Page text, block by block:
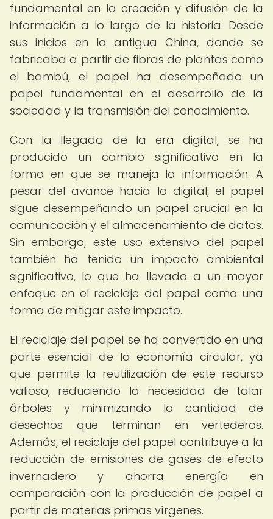
fundamental en la creación y difusión de la
información a lo largo de la historia. Desde
sus inicios en la antigua China, donde se
fabricaba a partir de fibras de plantas como
el bambú, el papel ha desempeñado un
papel fundamental en el desarrollo de la
sociedad y la transmisión del conocimiento.
Con la llegada de la era digital, se ha
producido un cambio significativo en la
forma en que se maneja la información. A
pesar del avance hacia lo digital, el papel
sigue desempeñando un papel crucial en la
comunicación y el almacenamiento de datos.
Sin embargo, este uso extensivo del papel
también ha tenido un impacto ambiental
significativo, lo que ha llevado a un mayor
enfoque en el reciclaje del papel como una
forma de mitigar este impacto.
El reciclaje del papel se ha convertido en una
parte esencial de la economía circular, ya
que permite la reutilización de este recurso
valioso, reduciendo la necesidad de talar
árboles y minimizando la cantidad de
desechos que terminan en vertederos.
Además, el reciclaje del papel contribuye a la
reducción de emisiones de gases de efecto
invernadero y ahorra energía en
comparación con la producción de papel a
partir de materias primas vírgenes.